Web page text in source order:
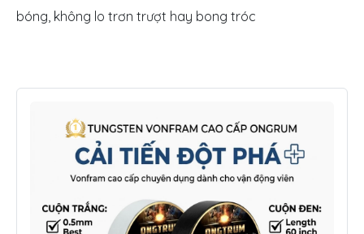
bóng, không lo trơn trượt hay bong tróc